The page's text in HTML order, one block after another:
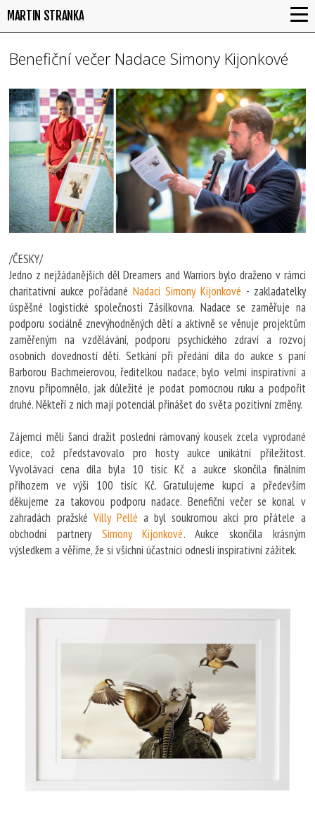
MARTIN STRANKA
Benefiční večer Nadace Simony Kijonkové
/ČESKY/
Jedno z nejžádanějších děl Dreamers and Warriors bylo draženo v rámci
charitativní aukce pořádanéNadací Simony Kijonkové - zakladatelky
úspěšné logistické společnosti Zásilkovna. Nadace se zaměřuje na
podporu sociálně znevýhodněných dětí a aktivně se věnuje projektům
zaměřeným na vzdělávání, podporu psychického zdraví a rozvoj
osobních dovedností dětí. Setkání při předání díla do aukce s paní
Barborou Bachmeierovou, ředitelkou nadace, bylo velmi inspirativní a
znovu připomnělo, jak důležité je podat pomocnou ruku a podpořit
druhé. Někteří z nich mají potenciál přinášet do světa pozitivní změny.
Zájemci měli šanci dražit poslední rámovaný kousek zcela vyprodané
edice, což představovalo pro hosty aukce unikátní příležitost.
Vyvolávací cena díla byla 10 tisíc Kč a aukce skončila finálním
příhozem ve výši 100 tisíc Kč. Gratulujeme kupci a především
děkujeme za takovou podporu nadace. Benefiční večer se konal v
zahradách pražské Villy Pellé a byl soukromou akcí pro přátele a
obchodní partnery Simony Kijonkové. Aukce skončila krásným
výsledkem a věříme, že si všichni účastníci odnesli inspirativní zážitek.